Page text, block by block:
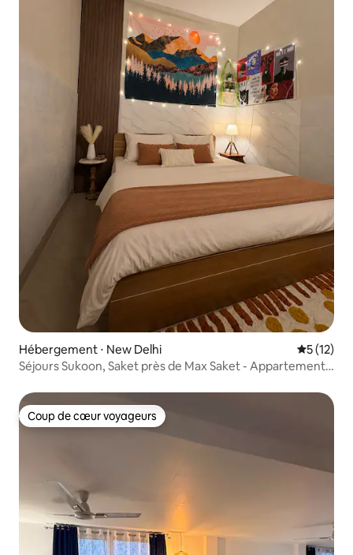
Hébergement ⋅ New Delhi
5 (12)
Séjours Sukoon, Saket près de Max Saket - Appartement 1
Coup de cœur voyageurs
Coup de cœur voyageurs